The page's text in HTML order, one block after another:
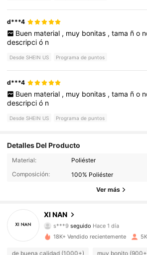
d***4
Buen material , muy bonitas , tama ñ o
descripció n
Desde SHEIN US Programa de puntos
d***4
Buen material , muy bonitas , tama ñ o
descripció n
Desde SHEIN US Programa de puntos
Detalles Del Producto
Material:
Poliéster
Composición:
100% Poliéster
Ver más
XI NAN
2.1K Seguidores
2.1K Seguidores
4.87
s***9 seguido Hace 1 día
4.87
18K+ Vendido recientemente
de buena calidad (1000+) muy bonito